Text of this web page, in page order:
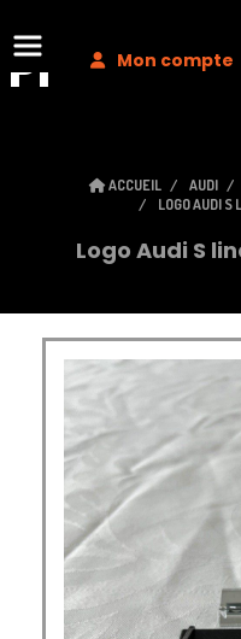
Premium
Mon compte
ACCUEIL AUDI
LOGO AUDI S
Logo Audi S